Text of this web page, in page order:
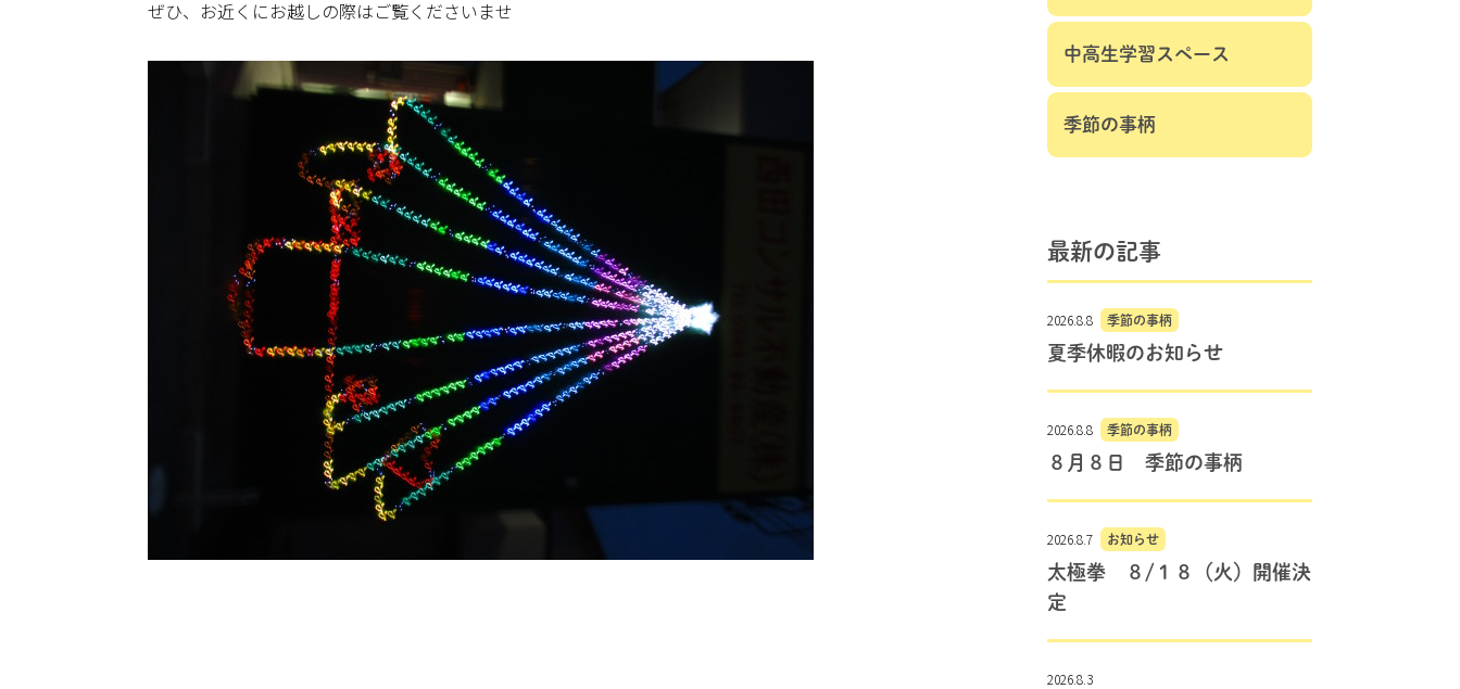
ぜひ、お近くにお越しの際はご覧くださいませ
中高生学習スペース
季節の事柄
最新の記事
2026.8.8 季節の事柄
夏季休暇のお知らせ
2026.8.8 季節の事柄
８月８日 季節の事柄
2026.8.7 お知らせ
太極拳 ８/１８（火）開催決
定
2026.8.3